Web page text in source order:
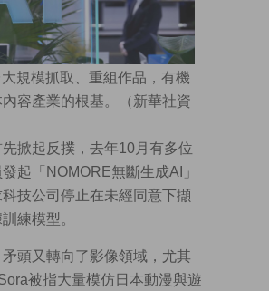
規模抓取、重組作品，有機
容產業的根基。（新華社資
掀起反撲，去年10月有多位
起「NOMORE無斷生成AI」
技公司停止在未經同意下擷
練模型。
頭又轉向了影像領域，尤其
被指大量模仿日本動漫與遊